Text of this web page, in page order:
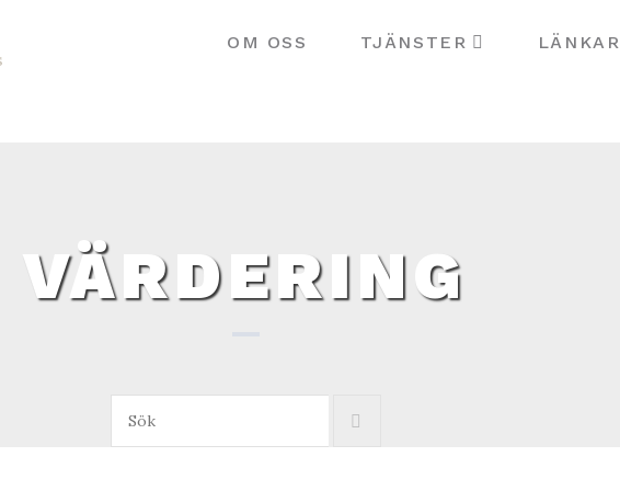
OM OSS TJÄNSTER LÄNKAR
VÄRDERING